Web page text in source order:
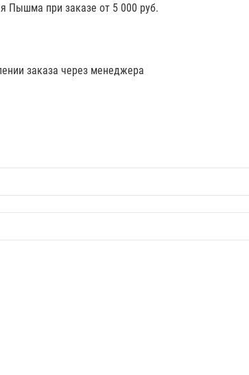
Пышма при заказе от 5 000 руб.
заказа через менеджера